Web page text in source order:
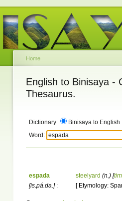
Home
English to Binisaya -
Thesaurus.
Dictionary
Binisaya to English
Word:
espada
[is.pá.da.]:
steelyard (n.) [
[ Etymology: